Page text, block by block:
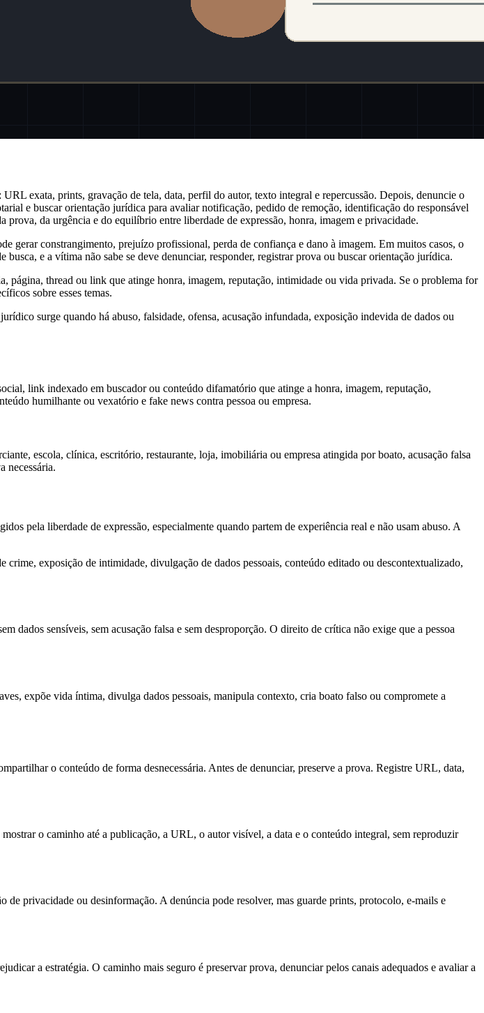
exata, prints, gravação de tela, data, perfil do autor, texto integral e repercussão. Depois, denuncie o
e buscar orientação jurídica para avaliar notificação, pedido de remoção, identificação do responsável
da urgência e do equilíbrio entre liberdade de expressão, honra, imagem e privacidade.
gerar constrangimento, prejuízo profissional, perda de confiança e dano à imagem. Em muitos casos, o
e a vítima não sabe se deve denunciar, responder, registrar prova ou buscar orientação jurídica.
thread ou link que atinge honra, imagem, reputação, intimidade ou vida privada. Se o problema for
sobre esses temas.
surge quando há abuso, falsidade, ofensa, acusação infundada, exposição indevida de dados ou
link indexado em buscador ou conteúdo difamatório que atinge a honra, imagem, reputação,
humilhante ou vexatório e fake news contra pessoa ou empresa.
escola, clínica, escritório, restaurante, loja, imobiliária ou empresa atingida por boato, acusação falsa
necessária.
pela liberdade de expressão, especialmente quando partem de experiência real e não usam abuso. A
exposição de intimidade, divulgação de dados pessoais, conteúdo editado ou descontextualizado,
dados sensíveis, sem acusação falsa e sem desproporção. O direito de crítica não exige que a pessoa
expõe vida íntima, divulga dados pessoais, manipula contexto, cria boato falso ou compromete a
o conteúdo de forma desnecessária. Antes de denunciar, preserve a prova. Registre URL, data,
o caminho até a publicação, a URL, o autor visível, a data e o conteúdo integral, sem reproduzir
privacidade ou desinformação. A denúncia pode resolver, mas guarde prints, protocolo, e-mails e
a estratégia. O caminho mais seguro é preservar prova, denunciar pelos canais adequados e avaliar a